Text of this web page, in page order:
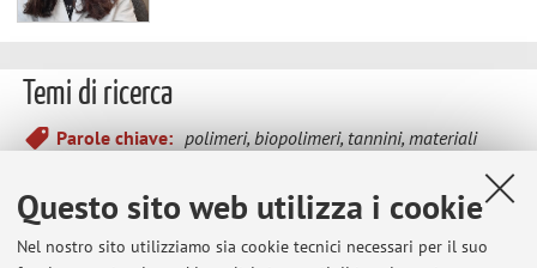
Questo sito web utilizza i cookie
Nel nostro sito utilizziamo sia cookie tecnici necessari per il suo
Temi di ricerca
Parole chiave: polimeri, biopolimeri, tannini, materiali
PHBV/tannin films for food packaging applications